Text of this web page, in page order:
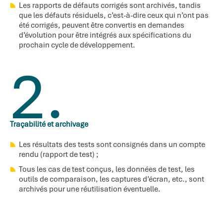
Les rapports de défauts corrigés sont archivés, tandis
que les défauts résiduels, c’est-à-dire ceux qui n’ont pas
été corrigés, peuvent être convertis en demandes
d’évolution pour être intégrés aux spécifications du
prochain cycle de développement.
2.
Traçabilité et archivage
Les résultats des tests sont consignés dans un compte
rendu (rapport de test) ;
Tous les cas de test conçus, les données de test, les
outils de comparaison, les captures d’écran, etc., sont
archivés pour une réutilisation éventuelle.